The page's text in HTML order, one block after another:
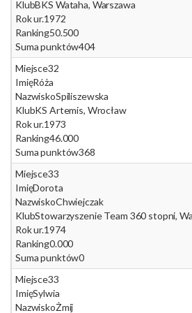
KlubBKS Wataha, Warszawa
Rok ur.1972
Ranking50.500
Suma punktów404
Miejsce32
ImięRóża
NazwiskoSpiliszewska
KlubKS Artemis, Wrocław
Rok ur.1973
Ranking46.000
Suma punktów368
Miejsce33
ImięDorota
NazwiskoChwiejczak
KlubStowarzyszenie Team 360 stopni,
Rok ur.1974
Ranking0.000
Suma punktów0
Miejsce33
ImięSylwia
NazwiskoŻmij